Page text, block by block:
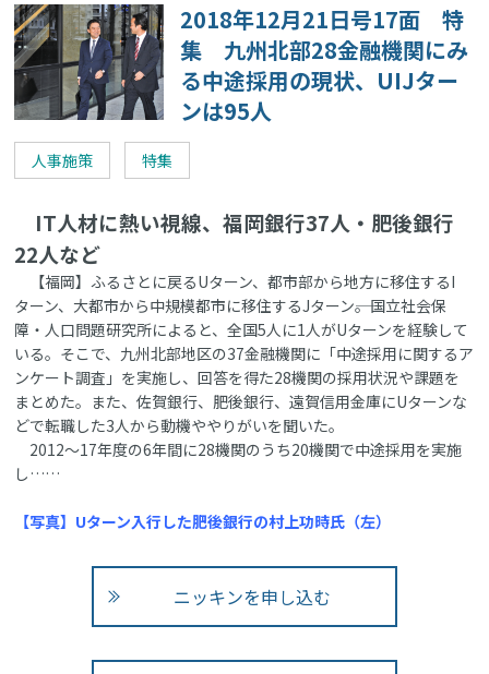
2018年12月21日号17面 特
集 九州北部28金融機関にみ
る中途採用の現状、UIJター
ンは95人
人事施策 特集
IT人材に熱い視線、福岡銀行37人・肥後銀行
22人など
【福岡】ふるさとに戻るUターン、都市部から地方に移住するI
ターン、大都市から中規模都市に移住するJターン――。国立社会保
障・人口問題研究所によると、全国5人に1人がUターンを経験して
いる。そこで、九州北部地区の37金融機関に「中途採用に関するア
ンケート調査」を実施し、回答を得た28機関の採用状況や課題を
まとめた。また、佐賀銀行、肥後銀行、遠賀信用金庫にUターンな
どで転職した3人から動機ややりがいを聞いた。
2012～17年度の6年間に28機関のうち20機関で中途採用を実施
し……
【写真】Uターン入行した肥後銀行の村上功時氏（左）
ニッキンを申し込む